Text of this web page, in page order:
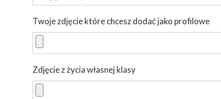
Twoje zdjęcie które chcesz dodać jako profilowe
Zdjęcie z życia własnej klasy